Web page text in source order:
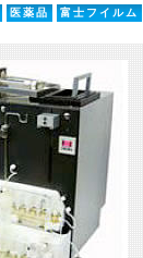
医薬品 富士フイルム